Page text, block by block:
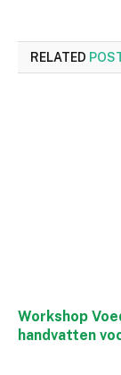
RELATED
Workshop
handvatten